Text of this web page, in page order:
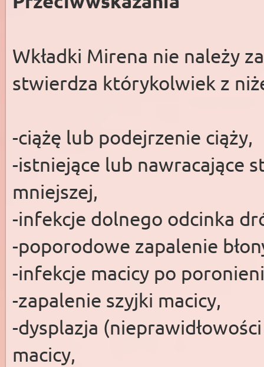
Wkładki Mirena nie należy
stwierdza którykolwiek z
-ciążę lub podejrzenie ciąży,
-istniejące lub nawracające
mniejszej,
-infekcje dolnego odcinka
-poporodowe zapalenie
-infekcje macicy po
-zapalenie szyjki macicy,
-dysplazja
macicy,